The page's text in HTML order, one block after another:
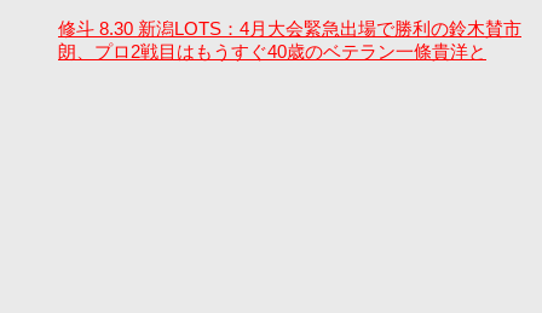
修斗 8.30 新潟LOTS：4月大会緊急出場で勝利の鈴木賛市
朗、プロ2戦目はもうすぐ40歳のベテラン一條貴洋と